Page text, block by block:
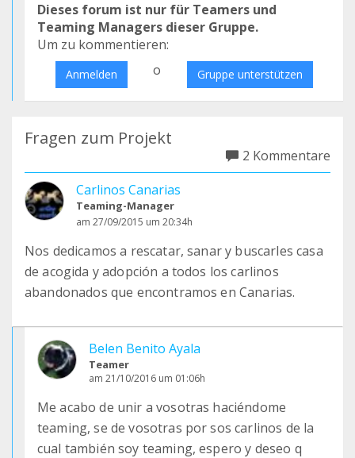
Dieses forum ist nur für Teamers und
Teaming Managers dieser Gruppe.
Um zu kommentieren:
Anmelden o Gruppe unterstützen
Fragen zum Projekt
2 Kommentare
Carlinos Canarias
Teaming-Manager
am 27/09/2015 um 20:34h
Nos dedicamos a rescatar, sanar y buscarles casa
de acogida y adopción a todos los carlinos
abandonados que encontramos en Canarias.
Belen Benito Ayala
Teamer
am 21/10/2016 um 01:06h
Me acabo de unir a vosotras haciéndome
teaming, se de vosotras por sos carlinos de la
cual también soy teaming, espero y deseo q